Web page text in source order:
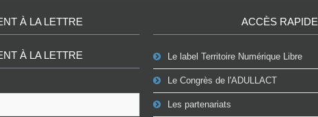
À LA LETTRE
À LA LETTRE
ACCÈS RAPIDE
Le label Territoire Numérique Libre
Le Congrès de l'ADULLACT
Les partenariats